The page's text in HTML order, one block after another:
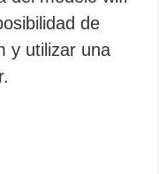
de
y utilizar una